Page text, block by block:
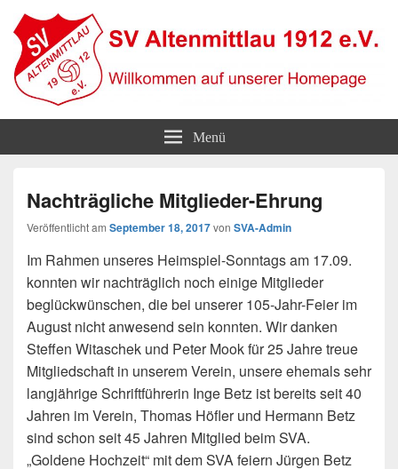
SV Altenmittlau 1912
Menü
Nachträgliche Mitglieder-Ehrung
Veröffentlicht am September 18, 2017von SVA-Admin
Im Rahmen unseres Heimspiel-Sonntags am 17.09.
konnten wir nachträglich noch einige Mitglieder
beglückwünschen, die bei unserer 105-Jahr-Feier im
August nicht anwesend sein konnten. Wir danken
Steffen Witaschek und Peter Mook für 25 Jahre treue
Mitgliedschaft in unserem Verein, unsere ehemals sehr
langjährige Schriftführerin Inge Betz ist bereits seit 40
Jahren im Verein, Thomas Höfler und Hermann Betz
sind schon seit 45 Jahren Mitglied beim SVA.
„Goldene Hochzeit“ mit dem SVA feiern Jürgen Betz